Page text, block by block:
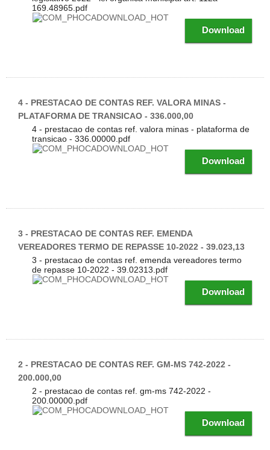
169.48965.pdf
Download
4 - PRESTACAO DE CONTAS REF. VALORA MINAS -
PLATAFORMA DE TRANSICAO - 336.000,00
4 - prestacao de contas ref. valora minas - plataforma de
transicao - 336.00000.pdf
Download
3 - PRESTACAO DE CONTAS REF. EMENDA
VEREADORES TERMO DE REPASSE 10-2022 - 39.023,13
3 - prestacao de contas ref. emenda vereadores termo
de repasse 10-2022 - 39.02313.pdf
Download
2 - PRESTACAO DE CONTAS REF. GM-MS 742-2022 -
200.000,00
2 - prestacao de contas ref. gm-ms 742-2022 -
200.00000.pdf
Download